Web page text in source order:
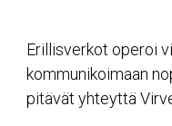
Erillisverkot operoi
kommunikoimaan
pitävät yhteyttä